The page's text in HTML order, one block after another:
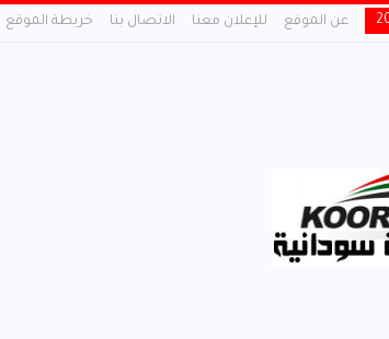
عن الموقع للإعلان معنا الاتصال بنا خريطة الموقع